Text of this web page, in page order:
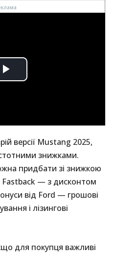
версії Mustang 2025,
знижками.
придбати зі знижкою
Fastback — з дисконтом
від Ford — грошові
і лізингові
для покупця важливі